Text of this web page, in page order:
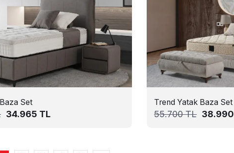
Set
34.965 TL
Trend Yatak Baza Set
55.700TL 38.990